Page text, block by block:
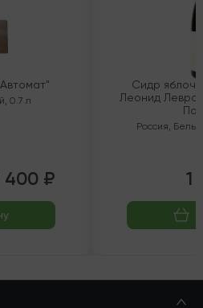
, 0.7 л
400 ₽
Сидр
Леонид
Россия, Белый
1